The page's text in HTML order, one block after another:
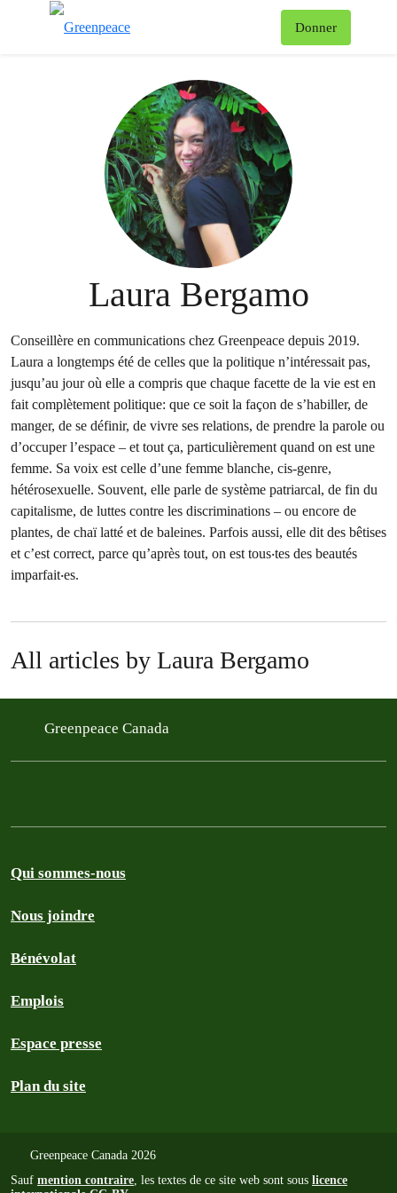
Donner
Laura Bergamo
Conseillère en communications chez Greenpeace depuis 2019.
Laura a longtemps été de celles que la politique n’intéressait pas,
jusqu’au jour où elle a compris que chaque facette de la vie est en
fait complètement politique: que ce soit la façon de s’habiller, de
manger, de se définir, de vivre ses relations, de prendre la parole ou
d’occuper l’espace – et tout ça, particulièrement quand on est une
femme. Sa voix est celle d’une femme blanche, cis-genre,
hétérosexuelle. Souvent, elle parle de système patriarcal, de fin du
capitalisme, de luttes contre les discriminations – ou encore de
plantes, de chaï latté et de baleines. Parfois aussi, elle dit des bêtises
et c’est correct, parce qu’après tout, on est tous‧tes des beautés
imparfait‧es.
All articles by Laura Bergamo
Greenpeace Canada
Qui sommes-nous
Nous joindre
Bénévolat
Emplois
Espace presse
Plan du site
Greenpeace Canada 2026
Sauf mention contraire, les textes de ce site web sont sous licence